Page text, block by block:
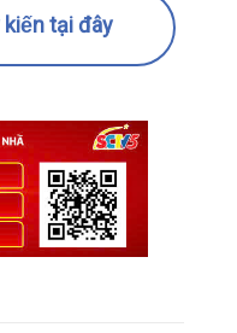
kiến tại đây